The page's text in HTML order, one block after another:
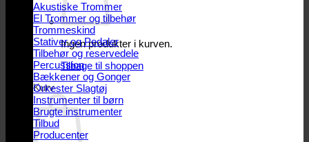
Ingen produkter i kurven.
Tilbage til shoppen
Kurv
Akustiske Trommer
El Trommer og tilbehør
Trommeskind
Stativer og Pedaler
Tilbehør og reservedele
Percussion
Bækkener og Gonger
Orkester Slagtøj
Instrumenter til børn
Brugte instrumenter
Tilbud
Producenter